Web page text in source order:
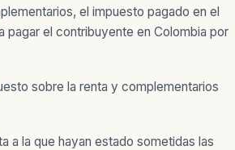
el impuesto pagado en el
pagar el contribuyente en Colombia por
sobre la renta y complementarios
a la que hayan estado sometidas las